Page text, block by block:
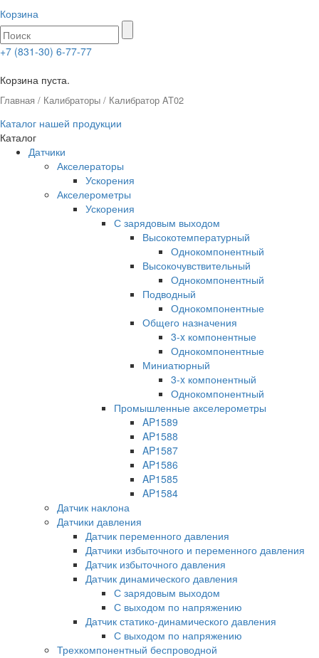
Корзина
+7 (831-30) 6-77-77
Корзина пуста.
Главная / Калибраторы / Калибратор AT02
Каталог нашей продукции
Каталог
Датчики
Акселераторы
Ускорения
Акселерометры
Ускорения
С зарядовым выходом
Высокотемпературный
Однокомпонентный
Высокочувствительный
Однокомпонентный
Подводный
Однокомпонентные
Общего назначения
3-x компонентные
Однокомпонентные
Миниатюрный
3-x компонентный
Однокомпонентный
Промышленные акселерометры
AP1589
AP1588
AP1587
AP1586
AP1585
AP1584
Датчик наклона
Датчики давления
Датчик переменного давления
Датчики избыточного и переменного давления
Датчик избыточного давления
Датчик динамического давления
С зарядовым выходом
С выходом по напряжению
Датчик статико-динамического давления
С выходом по напряжению
Трехкомпонентный беспроводной